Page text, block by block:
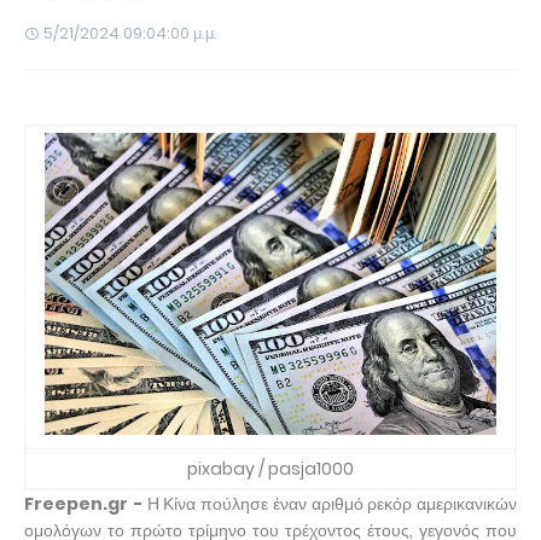
5/21/2024 09:04:00 μ.μ.
pixabay / pasja1000
Freepen.gr - Η Κίνα πούλησε έναν αριθμό ρεκόρ αμερικανικών
ομολόγων το πρώτο τρίμηνο του τρέχοντος έτους, γεγονός που